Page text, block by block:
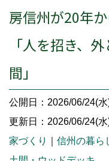
房信州が20年
「人を招き、
間」
公開日：2026/06/24(
更新日：2026/06/24(
家づくり
信州の暮ら